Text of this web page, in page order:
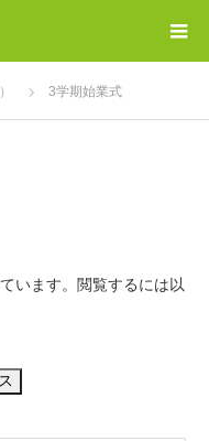
3学期始業式
います。閲覧するには以